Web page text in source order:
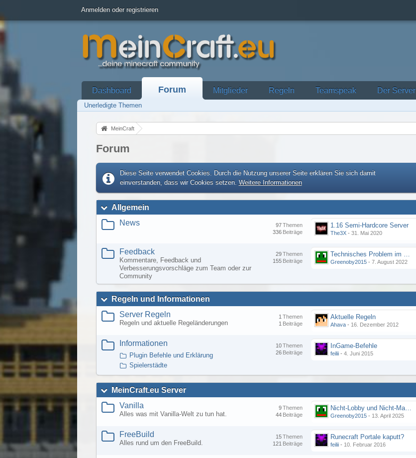
Anmelden oder registrieren
Dashboard Forum Mitglieder Regeln Teamspeak Der Server
Unerledigte Themen
MeinCraft
Forum
Diese Seite verwendet Cookies. Durch die Nutzung unserer Seite erklären Sie sich damit
einverstanden, dass wir Cookies setzen. Weitere Informationen
Allgemein
News
Themen
97
Beiträge
336
1.16 Semi-Hardcore Server
The3X -31. Mai 2020
Feedback
Kommentare, Feedback und
Verbesserungsvorschläge zum Team oder zur
Community
Themen
29
Beiträge
155 Greenoby2015 -7. August 2022
Regeln und Informationen
Server Regeln
Regeln und aktuelle Regeländerungen
Themen
1
Beiträge
1
Aktuelle Regeln
Ahava - 16. Dezember 2012
Informationen Themen
10
Beiträge
26
InGame-Befehle
feilii -4. Juni 2015
Plugin Befehle und Erklärung
Spielerstädte
MeinCraft.eu Server
Vanilla
Alles was mit Vanilla-Welt zu tun hat.
Themen
9
Beiträge
44 Greenoby2015 - 13. April 2025
FreeBuild
Alles rund um den FreeBuild.
Themen
15
Beiträge
121
Runecraft Portale kaputt?
feilii - 10. Februar 2016